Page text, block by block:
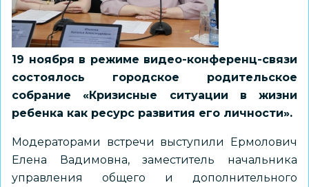
19 ноября в режиме видео-конференц-связи
состоялось городское родительское
собрание «Кризисные ситуации в жизни
ребенка как ресурс развития его личности».
Модераторами встречи выступили Ермолович
Елена Вадимовна, заместитель начальника
управления общего и дополнительного